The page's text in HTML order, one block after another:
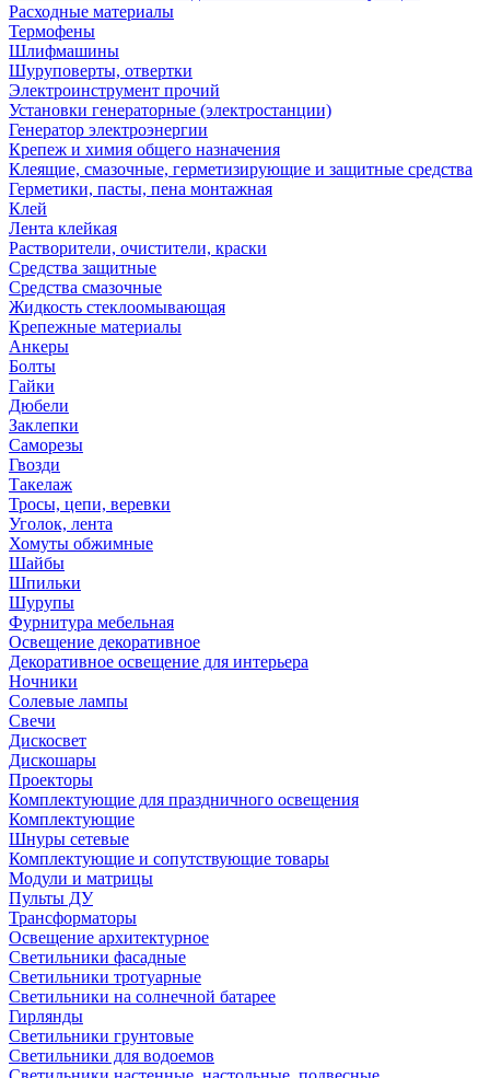
Расходные материалы
Термофены
Шлифмашины
Шуруповерты, отвертки
Электроинструмент прочий
Установки генераторные (электростанции)
Генератор электроэнергии
Крепеж и химия общего назначения
Клеящие, смазочные, герметизирующие и защитные средства
Герметики, пасты, пена монтажная
Клей
Лента клейкая
Растворители, очистители, краски
Средства защитные
Средства смазочные
Жидкость стеклоомывающая
Крепежные материалы
Анкеры
Болты
Гайки
Дюбели
Заклепки
Саморезы
Гвозди
Такелаж
Тросы, цепи, веревки
Уголок, лента
Хомуты обжимные
Шайбы
Шпильки
Шурупы
Фурнитура мебельная
Освещение декоративное
Декоративное освещение для интерьера
Ночники
Солевые лампы
Свечи
Дискосвет
Дискошары
Проекторы
Комплектующие для праздничного освещения
Комплектующие
Шнуры сетевые
Комплектующие и сопутствующие товары
Модули и матрицы
Пульты ДУ
Трансформаторы
Освещение архитектурное
Светильники фасадные
Светильники тротуарные
Светильники на солнечной батарее
Гирлянды
Светильники грунтовые
Светильники для водоемов